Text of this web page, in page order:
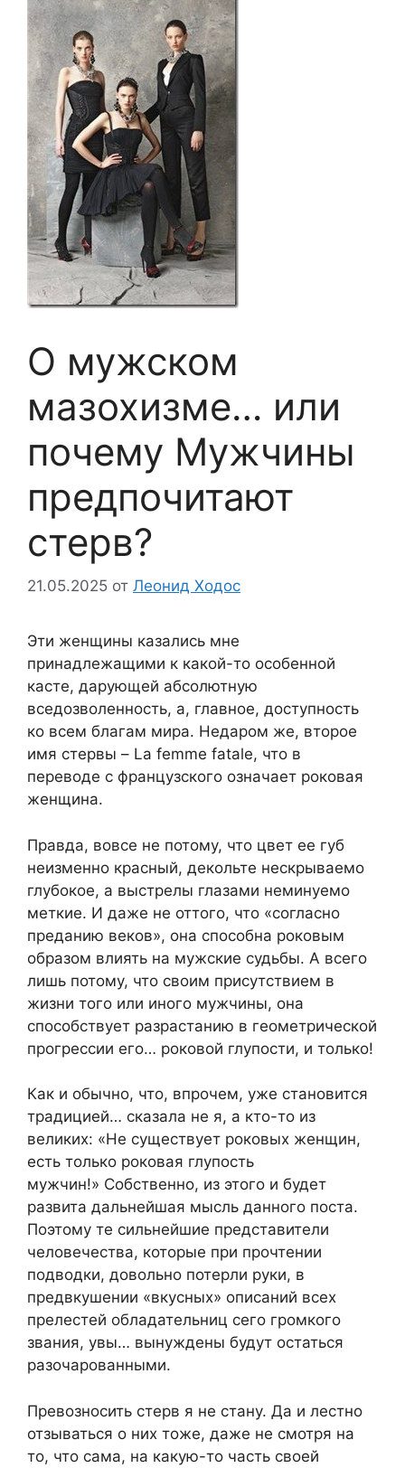
О мужском
мазохизме… или
почему Мужчины
предпочитают
стерв?
21.05.2025 от Леонид Ходос
Эти женщины казались мне
принадлежащими к какой-то особенной
касте, дарующей абсолютную
вседозволенность, а, главное, доступность
ко всем благам мира. Недаром же, второе
имя стервы – La femme fatale, что в
переводе с французского означает роковая
женщина.
Правда, вовсе не потому, что цвет ее губ
неизменно красный, декольте нескрываемо
глубокое, а выстрелы глазами неминуемо
меткие. И даже не оттого, что «согласно
преданию веков», она способна роковым
образом влиять на мужские судьбы. А всего
лишь потому, что своим присутствием в
жизни того или иного мужчины, она
способствует разрастанию в геометрической
прогрессии его… роковой глупости, и только!
Как и обычно, что, впрочем, уже становится
традицией… сказала не я, а кто-то из
великих: «Не существует роковых женщин,
есть только роковая глупость
мужчин!» Собственно, из этого и будет
развита дальнейшая мысль данного поста.
Поэтому те сильнейшие представители
человечества, которые при прочтении
подводки, довольно потерли руки, в
предвкушении «вкусных» описаний всех
прелестей обладательниц сего громкого
звания, увы… вынуждены будут остаться
разочарованными.
Превозносить стерв я не стану. Да и лестно
отзываться о них тоже, даже не смотря на
то, что сама, на какую-то часть своей